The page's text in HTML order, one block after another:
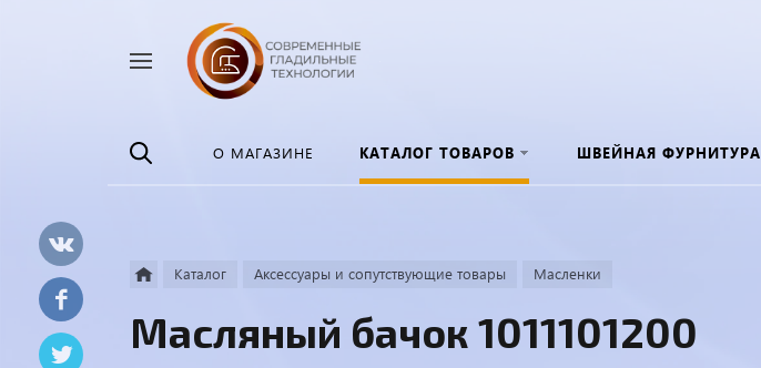
О МАГАЗИНЕ КАТАЛОГ ТОВАРОВ ШВЕЙНАЯ ФУРНИТУРА
Каталог Аксессуары и сопутствующие товары Масленки
Масляный бачок 1011101200